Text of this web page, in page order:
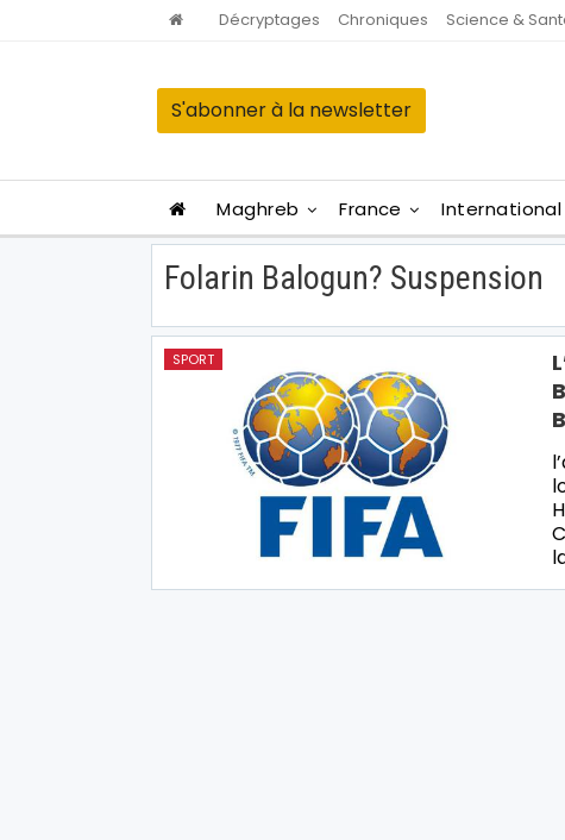
Décryptages Chroniques Science &
S'abonner à la newsletter
Maghreb France International
Folarin Balogun? Suspension
SPORT